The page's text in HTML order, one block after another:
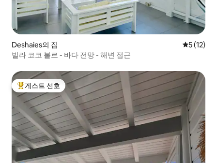
Deshaies의 집 평점 5점
5 (12)
빌라 코코 불르 - 바다 전망 - 해변 접근
상위 게스트 선호
게스트 선호